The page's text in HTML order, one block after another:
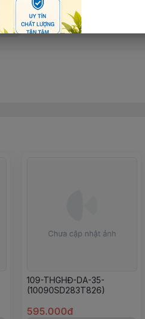
109-THGHĐ-DA-35-
(10090SD283T826)
595.000đ